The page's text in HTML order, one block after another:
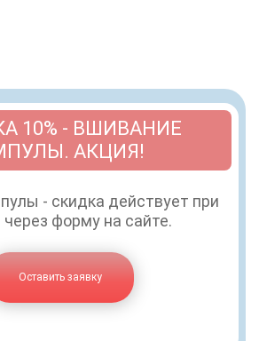
10% - ВШИВАНИЕ
АКЦИЯ!
- скидка действует при
через форму на сайте.
Оставить заявку